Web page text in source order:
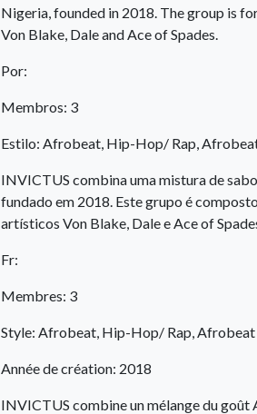
Nigeria, founded in 2018. The group is
Von Blake, Dale and Ace of Spades.
Por:
Membros: 3
Estilo: Afrobeat, Hip-Hop/ Rap,
INVICTUS combina uma mistura de
fundado em 2018. Este grupo é
artísticos Von Blake, Dale e Ace of
Fr:
Membres: 3
Style: Afrobeat, Hip-Hop/ Rap,
Année de création: 2018
INVICTUS combine un mélange du